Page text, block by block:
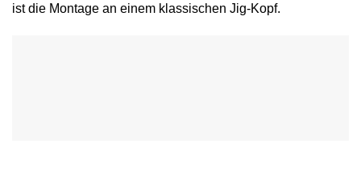
ist die Montage an einem klassischen Jig-Kopf.